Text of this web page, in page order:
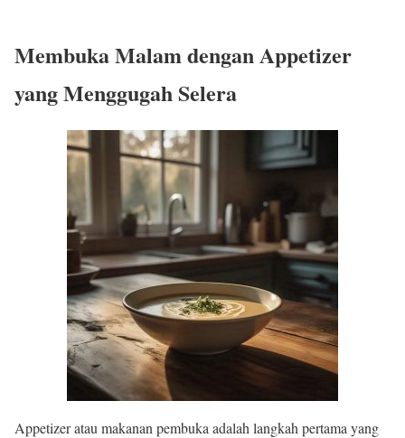
Membuka Malam dengan Appetizer
yang Menggugah Selera
Appetizer atau makanan pembuka adalah langkah pertama yang